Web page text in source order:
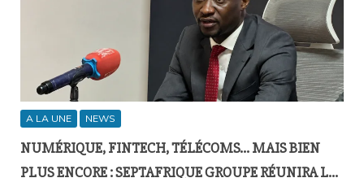
A LA UNE NEWS
NUMÉRIQUE, FINTECH, TÉLÉCOMS… MAIS BIEN
PLUS ENCORE : SEPTAFRIQUE GROUPE RÉUNIRA LE